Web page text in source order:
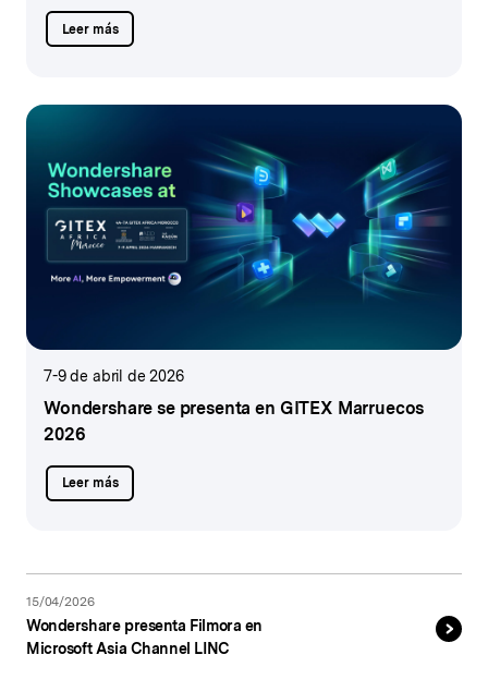
Leer más
7-9 de abril de 2026
Wondershare se presenta en GITEX Marruecos
2026
Leer más
15/04/2026
Wondershare presenta Filmora en
Microsoft Asia Channel LINC